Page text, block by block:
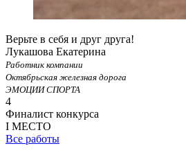
Верьте в себя и друг друга!
Лукашова Екатерина
Работник компании
Октябрьская железная дорога
ЭМОЦИИ СПОРТА
4
Финалист конкурса
I МЕСТО
Все работы